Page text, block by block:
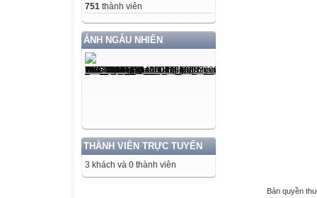
751 thành viên
ẢNH NGẪU NHIÊN
THÀNH VIÊN TRỰC TUYẾN
3 khách và 0 thành viên
Bản quyền